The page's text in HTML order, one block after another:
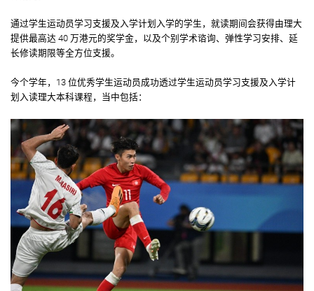
通过学生运动员学习支援及入学计划入学的学生，就读期间会获得由理大
提供最高达 40 万港元的奖学金，以及个别学术谘询、弹性学习安排、延
长修读期限等全方位支援。
今个学年，13 位优秀学生运动员成功透过学生运动员学习支援及入学计
划入读理大本科课程，当中包括：